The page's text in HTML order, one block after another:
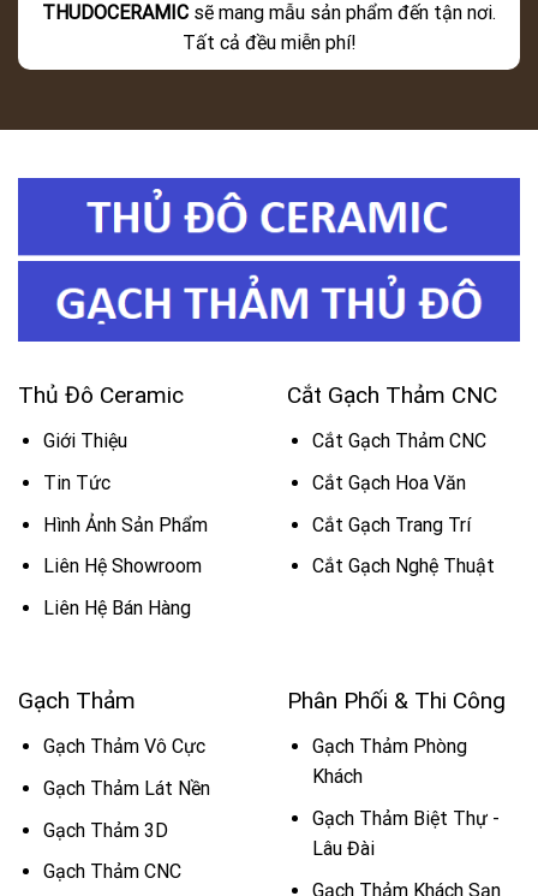
THUDOCERAMIC sẽ mang mẫu sản phẩm đến tận nơi.
Tất cả đều miễn phí!
Thủ Đô Ceramic
Giới Thiệu
Tin Tức
Hình Ảnh Sản Phẩm
Liên Hệ Showroom
Liên Hệ Bán Hàng
Cắt Gạch Thảm CNC
Cắt Gạch Thảm CNC
Cắt Gạch Hoa Văn
Cắt Gạch Trang Trí
Cắt Gạch Nghệ Thuật
Gạch Thảm
Gạch Thảm Vô Cực
Gạch Thảm Lát Nền
Gạch Thảm 3D
Gạch Thảm CNC
Phân Phối & Thi Công
Gạch Thảm Phòng
Khách
Gạch Thảm Biệt Thự -
Lâu Đài
Gạch Thảm Khách Sạn